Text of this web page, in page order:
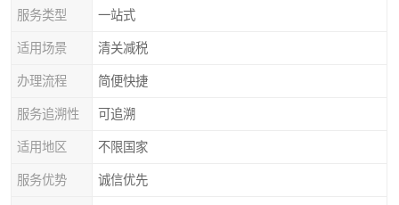
服务类型 一站式
适用场景 清关减税
办理流程 简便快捷
服务追溯性 可追溯
适用地区 不限国家
服务优势 诚信优先